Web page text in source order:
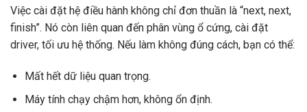
Việc cài đặt hệ điều hành không chỉ đơn thuần là “next, next,
finish”. Nó còn liên quan đến phân vùng ổ cứng, cài đặt
driver, tối ưu hệ thống. Nếu làm không đúng cách, bạn có thể:
Mất hết dữ liệu quan trọng.
Máy tính chạy chậm hơn, không ổn định.